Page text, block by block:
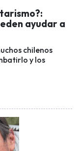
ayudar a
chilenos
y los